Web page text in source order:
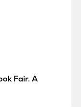
Fair. A